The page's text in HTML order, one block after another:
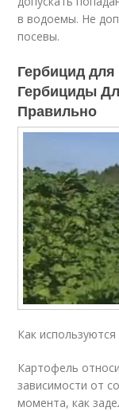
в водоемы. Не
посевы.
Гербицид
Гербициды
Правильно
Как
Картофель
зависимости от
момента, как